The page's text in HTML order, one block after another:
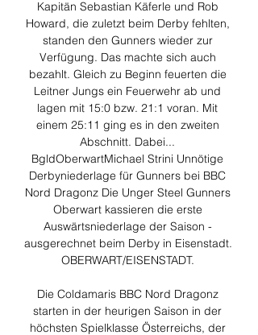
Kapitän Sebastian Käferle und Rob
Howard, die zuletzt beim Derby fehlten,
standen den Gunners wieder zur
Verfügung. Das machte sich auch
bezahlt. Gleich zu Beginn feuerten die
Leitner Jungs ein Feuerwehr ab und
lagen mit 15:0 bzw. 21:1 voran. Mit
einem 25:11 ging es in den zweiten
Abschnitt. Dabei...
BgldOberwartMichael Strini Unnötige
Derbyniederlage für Gunners bei BBC
Nord Dragonz Die Unger Steel Gunners
Oberwart kassieren die erste
Auswärtsniederlage der Saison -
ausgerechnet beim Derby in Eisenstadt.
OBERWART/EISENSTADT.
Die Coldamaris BBC Nord Dragonz
starten in der heurigen Saison in der
höchsten Spielklasse Österreichs, der